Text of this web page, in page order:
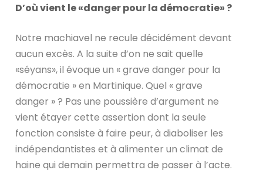
D’où vient le «danger pour la démocratie» ?
Notre machiavel ne recule décidément devant
aucun excès. A la suite d’on ne sait quelle
«séyans», il évoque un « grave danger pour la
démocratie » en Martinique. Quel « grave
danger » ? Pas une poussière d’argument ne
vient étayer cette assertion dont la seule
fonction consiste à faire peur, à diaboliser les
indépendantistes et à alimenter un climat de
haine qui demain permettra de passer à l’acte.